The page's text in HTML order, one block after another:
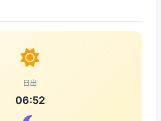
日出
06:52